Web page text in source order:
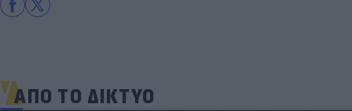
ΑΠΟ ΤΟ ΔΙΚΤΥΟ